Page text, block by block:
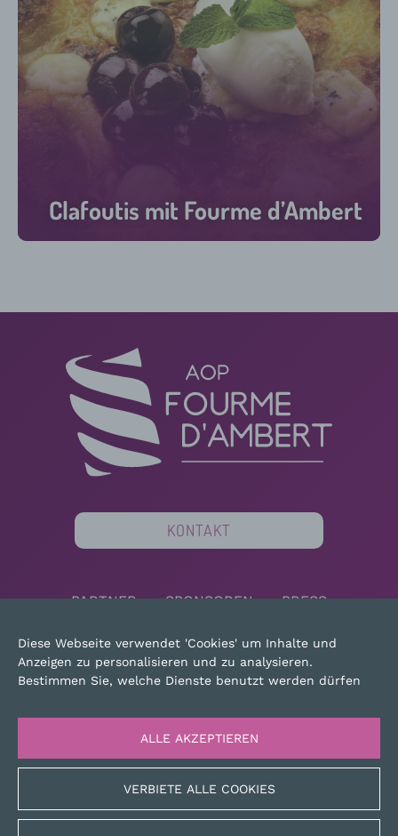
Clafoutis mit Fourme d’Ambert
KONTAKT
PARTNER SPONSOREN PRESS
MAPSITE RECHTLICHE HINWEISE
Diese Webseite verwendet 'Cookies' um Inhalte und
Anzeigen zu personalisieren und zu analysieren.
Bestimmen Sie, welche Dienste benutzt werden dürfen
ALLE AKZEPTIEREN
VERBIETE ALLE COOKIES